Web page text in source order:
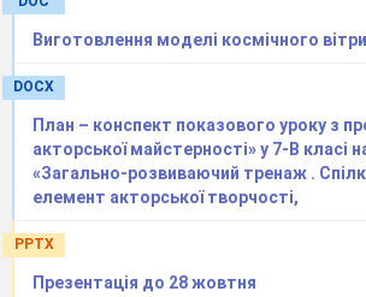
Пуассона-Абеля (
–
), якщо степеневий ряд
збігається при
різного роду
результаті переходів від одних
Виготовлення моделі космічного
DOCX
План – конспект показового уроку з
акторської майстерності» у 7-В класі
«Загально-розвиваючий тренаж .
елемент акторської творчості,
PPTX
Презентація до 28 жовтня